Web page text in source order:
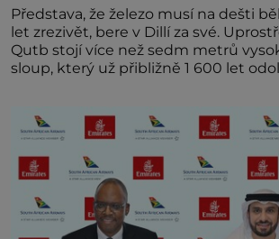
Představa, že železo musí na dešti
let zrezivět, bere v Dillí za své.
Qutb stojí více než sedm metrů
sloup, který už přibližně 1 600 let